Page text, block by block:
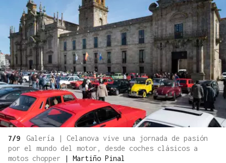
7/9
Galería | Celanova vive una jornada de pasión
por el mundo del motor, desde coches clásicos a
motos chopper
| Martiño Pinal